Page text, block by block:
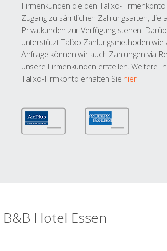
Firmenkunden die den Talixo-
Zugang zu sämtlichen Zahlungsarten, die
Privatkunden zur Verfügung stehen.
unterstützt Talixo Zahlungsmethoden wie
Anfrage können wir auch Zahlungen via
unsere Firmenkunden erstellen. Weitere
Talixo-Firmkonto erhalten Sie hier.
Hotel Essen